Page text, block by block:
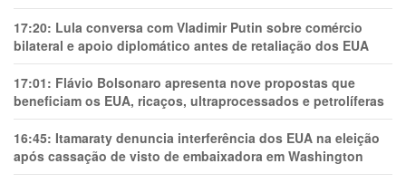
17:20: Lula conversa com Vladimir Putin sobre comércio
bilateral e apoio diplomático antes de retaliação dos EUA
17:01: Flávio Bolsonaro apresenta nove propostas que
beneficiam os EUA, ricaços, ultraprocessados e petrolíferas
16:45: Itamaraty denuncia interferência dos EUA na eleição
após cassação de visto de embaixadora em Washington